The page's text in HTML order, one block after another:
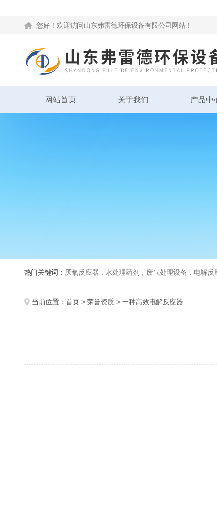
您好！欢迎访问山东弗雷德环保设备有限公司网站！
网站首页 关于我们 产品中
热门关键词： 厌氧反应器，水处理药剂，废气处理设备，电解
当前位置： 首页 > 荣誉资质 > 一种高效电解反应器